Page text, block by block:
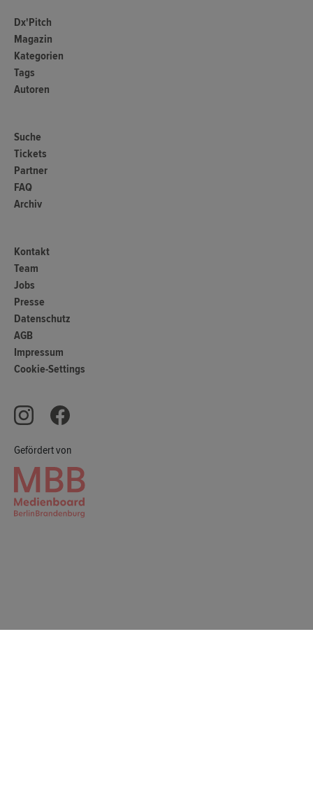
Gefördert von
Dx'Pitch
Magazin
Kategorien
Tags
Autoren
Suche
Tickets
Partner
FAQ
Archiv
Kontakt
Team
Jobs
Presse
Datenschutz
AGB
Impressum
Cookie-Settings